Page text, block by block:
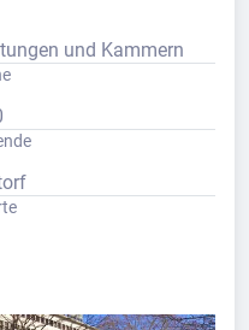
und Kammern